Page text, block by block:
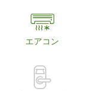
エアコン